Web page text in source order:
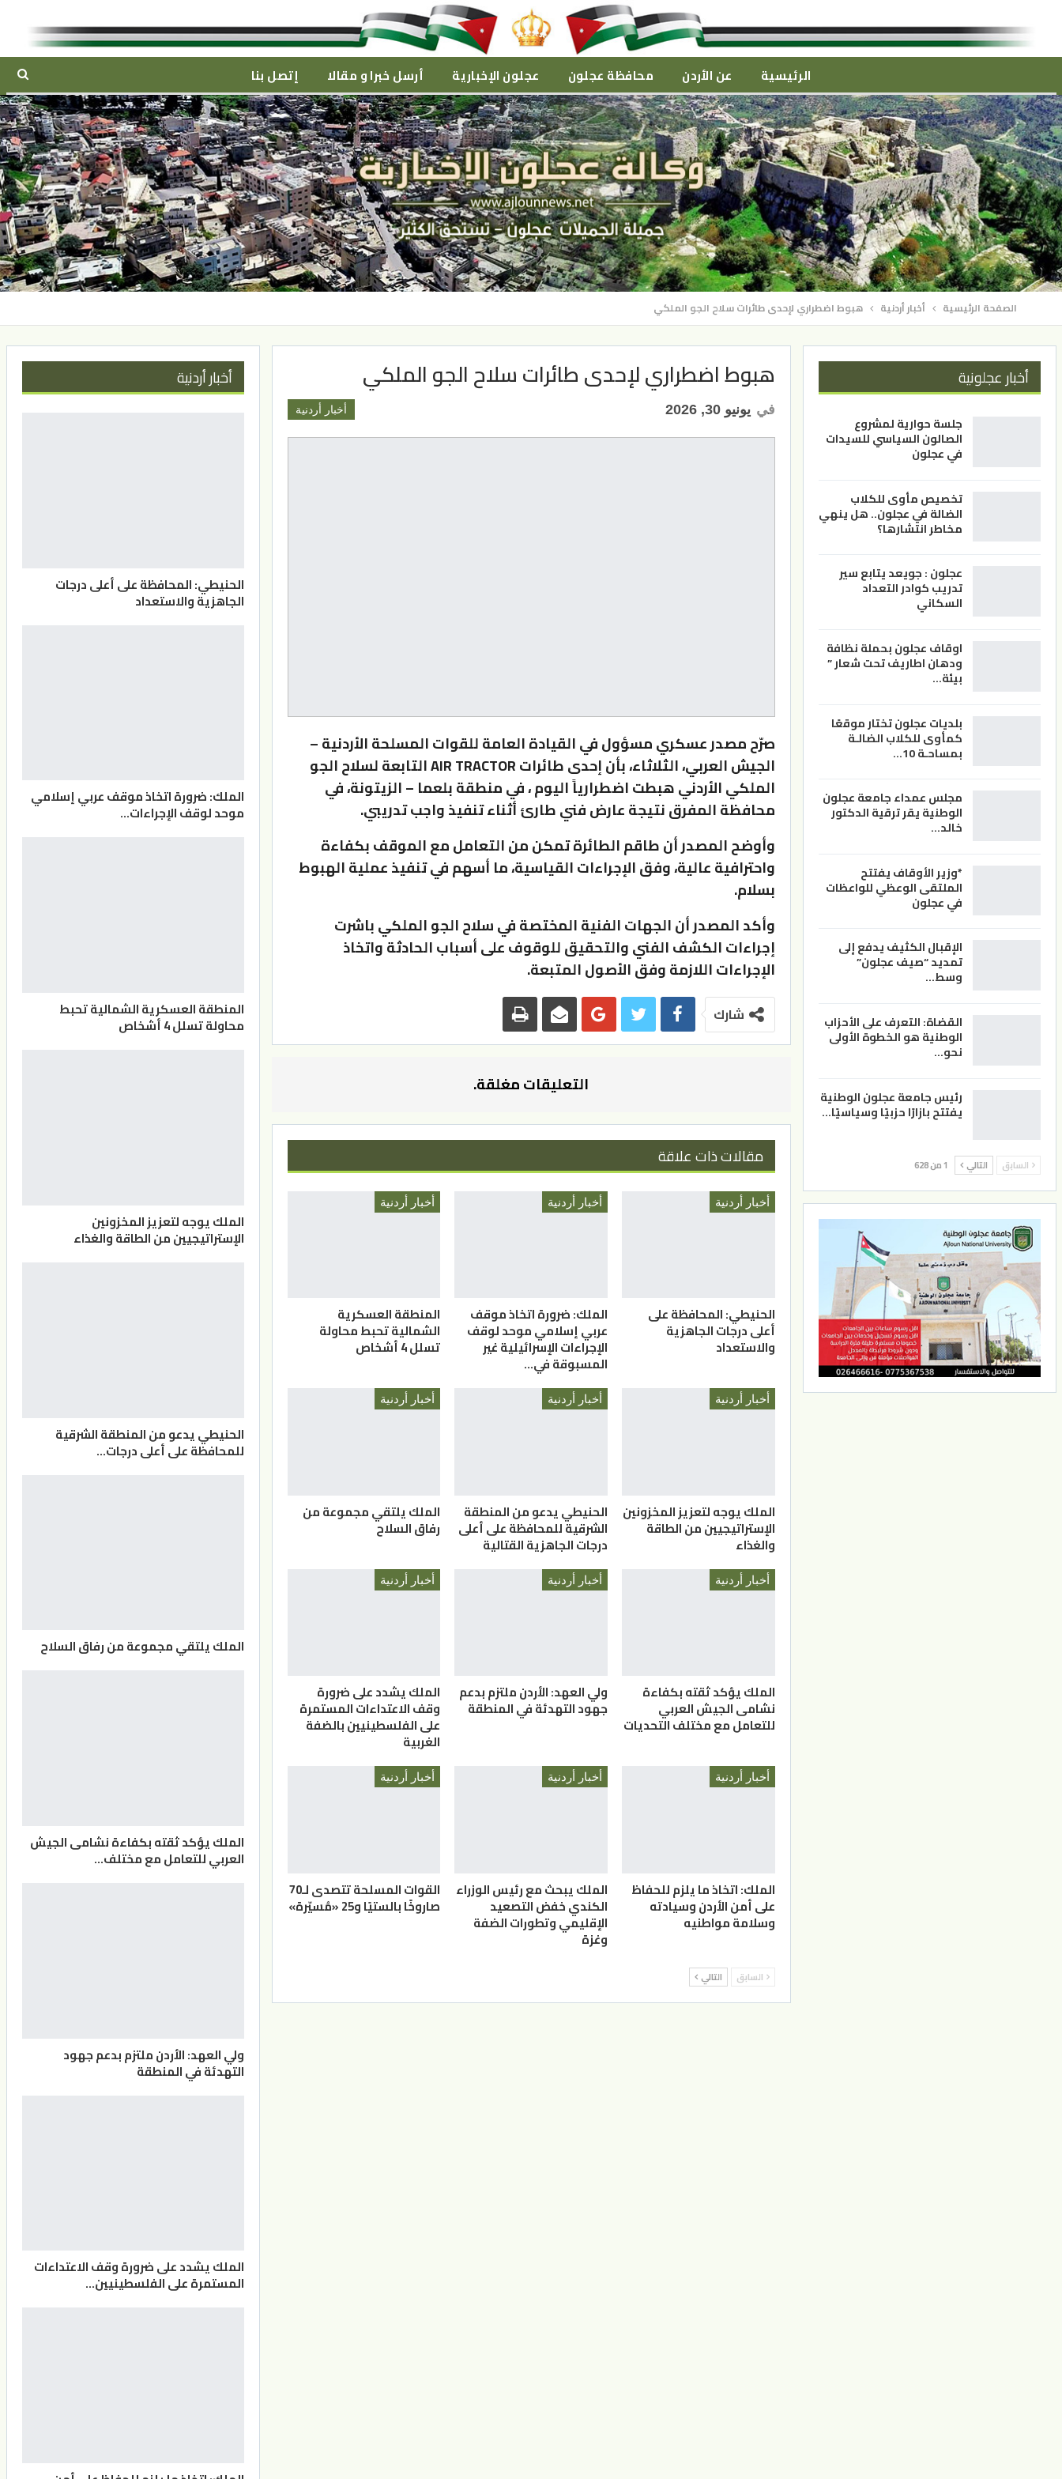
الرئيسية عن الأردن محافظة عجلون عجلون الإخبارية أرسل خبرا و مقالا إتصل بنا
الصفحة الرئيسية أخبار أردنية هبوط اضطراري لإحدى طائرات سلاح الجو الملكي
هبوط اضطراري لإحدى طائرات سلاح الجو الملكي
أخبار أردنية في يونيو 30, 2026
صرّح مصدر عسكري مسؤول في القيادة العامة للقوات المسلحة الأردنية –
الجيش العربي، الثلاثاء، بأن إحدى طائرات AIR TRACTOR التابعة لسلاح الجو
الملكي الأردني هبطت اضطرارياً اليوم ، في منطقة بلعما – الزيتونة، في
محافظة المفرق نتيجة عارض فني طارئ أثناء تنفيذ واجب تدريبي.
وأوضح المصدر أن طاقم الطائرة تمكن من التعامل مع الموقف بكفاءة
واحترافية عالية، وفق الإجراءات القياسية، ما أسهم في تنفيذ عملية الهبوط
بسلام.
وأكد المصدر أن الجهات الفنية المختصة في سلاح الجو الملكي باشرت
إجراءات الكشف الفني والتحقيق للوقوف على أسباب الحادثة واتخاذ
الإجراءات اللازمة وفق الأصول المتبعة.
شارك
التعليقات مغلقة.
مقالات ذات علاقة
أخبار أردنية
الحنيطي: المحافظة على
أعلى درجات الجاهزية
والاستعداد
أخبار أردنية
الملك: ضرورة اتخاذ موقف
عربي إسلامي موحد لوقف
الإجراءات الإسرائيلية غير
المسبوقة في…
أخبار أردنية
المنطقة العسكرية
الشمالية تحبط محاولة
تسلل 4 أشخاص
أخبار أردنية
الملك يوجه لتعزيز المخزونين
الإستراتيجيين من الطاقة
والغذاء
أخبار أردنية
الحنيطي يدعو من المنطقة
الشرقية للمحافظة على أعلى
درجات الجاهزية القتالية
أخبار أردنية
الملك يلتقي مجموعة من
رفاق السلاح
أخبار أردنية
الملك يؤكد ثقته بكفاءة
نشامى الجيش العربي
للتعامل مع مختلف التحديات
أخبار أردنية
ولي العهد: الأردن ملتزم بدعم
جهود التهدئة في المنطقة
أخبار أردنية
الملك يشدد على ضرورة
وقف الاعتداءات المستمرة
على الفلسطينيين بالضفة
الغربية
أخبار أردنية
الملك: اتخاذ ما يلزم للحفاظ
على أمن الأردن وسيادته
وسلامة مواطنيه
أخبار أردنية
الملك يبحث مع رئيس الوزراء
الكندي خفض التصعيد
الإقليمي وتطورات الضفة
وغزة
أخبار أردنية
القوات المسلحة تتصدى لـ70
صاروخًا بالستيًا و25 «مُسيّرة»
السابق التالي
أخبار عجلونية
جلسة حوارية لمشروع
الصالون السياسي للسيدات
في عجلون
تخصيص مأوى للكلاب
الضالة في عجلون.. هل ينهي
مخاطر انتشارها؟
عجلون : جويعد يتابع سير
تدريب كوادر التعداد
السكاني
اوقاف عجلون بحملة نظافة
ودهان اطاريف تحت شعار ”
بيئة…
بلديات عجلون تختار موقعًا
كمأوى للكلاب الضالـة
بمساحـة 10…
مجلس عمداء جامعة عجلون
الوطنية يقر ترقية الدكتور
خالد…
*وزير الأوقاف يفتتح
الملتقى الوعظي للواعظات
في عجلون
الإقبال الكثيف يدفع إلى
تمديد “صيف عجلون”
وسط…
القضاة: التعرف على الأحزاب
الوطنية هو الخطوة الأولى
نحو…
رئيس جامعة عجلون الوطنية
يفتتح بازارًا حزبيًا وسياسيًا…
السابق التالي 1 من 628
أخبار أردنية
الحنيطي: المحافظة على أعلى درجات
الجاهزية والاستعداد
الملك: ضرورة اتخاذ موقف عربي إسلامي
موحد لوقف الإجراءات…
المنطقة العسكرية الشمالية تحبط
محاولة تسلل 4 أشخاص
الملك يوجه لتعزيز المخزونين
الإستراتيجيين من الطاقة والغذاء
الحنيطي يدعو من المنطقة الشرقية
للمحافظة على أعلى درجات…
الملك يلتقي مجموعة من رفاق السلاح
الملك يؤكد ثقته بكفاءة نشامى الجيش
العربي للتعامل مع مختلف…
ولي العهد: الأردن ملتزم بدعم جهود
التهدئة في المنطقة
الملك يشدد على ضرورة وقف الاعتداءات
المستمرة على الفلسطينيين…